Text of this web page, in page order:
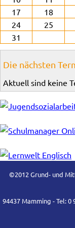
17
18
24
25
31
Die nächsten
Aktuell sind keine
©2012 Grund- und
94437 Mamming - Tel: 0